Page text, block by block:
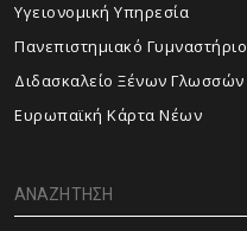
Υγειονομική Υπηρεσία
Πανεπιστημιακό Γυμναστήριο
Διδασκαλείο Ξένων Γλωσσών
Ευρωπαϊκή Κάρτα Νέων